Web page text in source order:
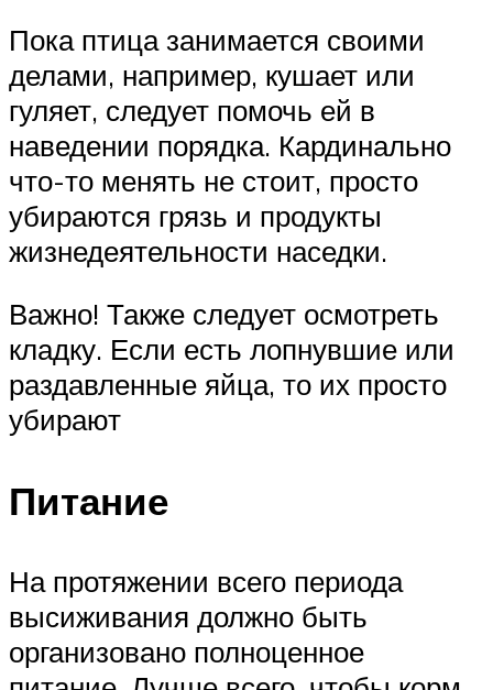
Пока птица занимается своими
делами, например, кушает или
гуляет, следует помочь ей в
наведении порядка. Кардинально
что-то менять не стоит, просто
убираются грязь и продукты
жизнедеятельности наседки.
Важно! Также следует осмотреть
кладку. Если есть лопнувшие или
раздавленные яйца, то их просто
убирают
Питание
На протяжении всего периода
высиживания должно быть
организовано полноценное